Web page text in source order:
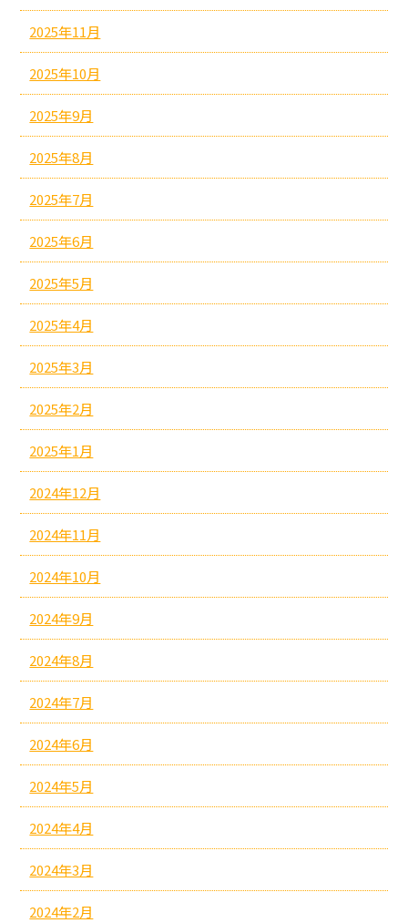
2025年11月
2025年10月
2025年9月
2025年8月
2025年7月
2025年6月
2025年5月
2025年4月
2025年3月
2025年2月
2025年1月
2024年12月
2024年11月
2024年10月
2024年9月
2024年8月
2024年7月
2024年6月
2024年5月
2024年4月
2024年3月
2024年2月